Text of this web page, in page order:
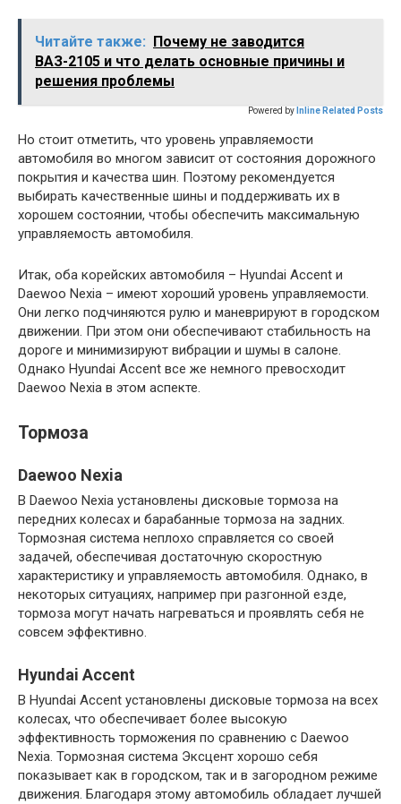
Читайте также: Почему не заводится
ВАЗ-2105 и что делать основные причины и
решения проблемы
Powered by Inline Related Posts
Но стоит отметить, что уровень управляемости
автомобиля во многом зависит от состояния дорожного
покрытия и качества шин. Поэтому рекомендуется
выбирать качественные шины и поддерживать их в
хорошем состоянии, чтобы обеспечить максимальную
управляемость автомобиля.
Итак, оба корейских автомобиля – Hyundai Accent и
Daewoo Nexia – имеют хороший уровень управляемости.
Они легко подчиняются рулю и маневрируют в городском
движении. При этом они обеспечивают стабильность на
дороге и минимизируют вибрации и шумы в салоне.
Однако Hyundai Accent все же немного превосходит
Daewoo Nexia в этом аспекте.
Тормоза
Daewoo Nexia
В Daewoo Nexia установлены дисковые тормоза на
передних колесах и барабанные тормоза на задних.
Тормозная система неплохо справляется со своей
задачей, обеспечивая достаточную скоростную
характеристику и управляемость автомобиля. Однако, в
некоторых ситуациях, например при разгонной езде,
тормоза могут начать нагреваться и проявлять себя не
совсем эффективно.
Hyundai Accent
В Hyundai Accent установлены дисковые тормоза на всех
колесах, что обеспечивает более высокую
эффективность торможения по сравнению с Daewoo
Nexia. Тормозная система Эксцент хорошо себя
показывает как в городском, так и в загородном режиме
движения. Благодаря этому автомобиль обладает лучшей